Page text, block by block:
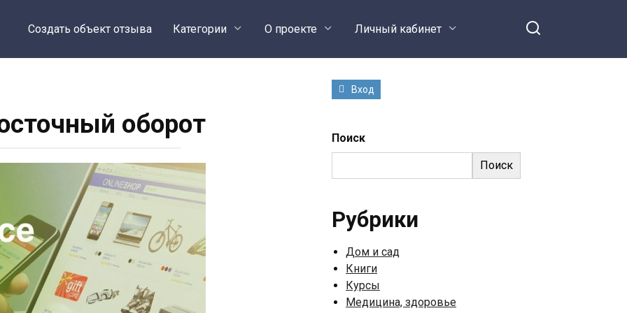
Создать объект отзыва Категории О проекте Личный кабинет
оборот
Вход
Поиск
Поиск
Рубрики
Дом и сад
Книги
Курсы
Медицина, здоровье